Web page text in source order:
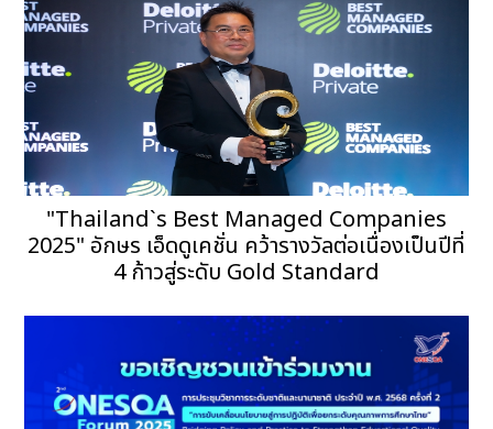
"Thailand`s Best Managed Companies
2025" อักษร เอ็ดดูเคชั่น คว้ารางวัลต่อเนื่องเป็นปีที่
4 ก้าวสู่ระดับ Gold Standard